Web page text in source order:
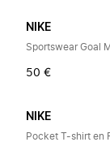
NIKE
50 €
NIKE